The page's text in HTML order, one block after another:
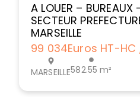
A LOUER – BUREAUX
SECTEUR
MARSEILLE
99 034Euros HT-
MARSEILLE582.55 m²